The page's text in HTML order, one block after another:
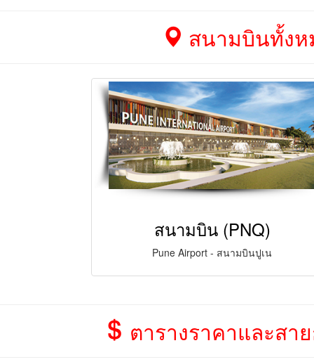
สนามบินทั้งห
สนามบิน (PNQ)
Pune Airport - สนามบินปูเน
ตารางราคาและสา